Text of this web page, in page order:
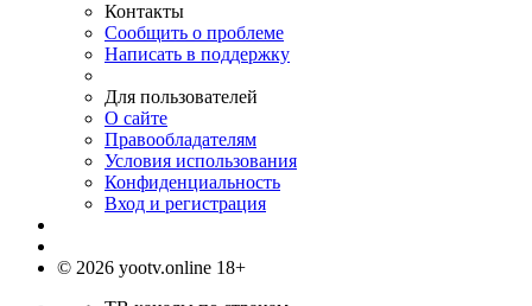
Контакты
Сообщить о проблеме
Написать в поддержку
Для пользователей
О сайте
Правообладателям
Условия использования
Конфиденциальность
Вход и регистрация
© 2026 yootv.online 18+